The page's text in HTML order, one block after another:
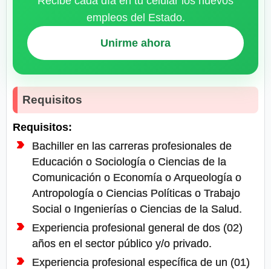
empleos del Estado.
Unirme ahora
Requisitos
Requisitos:
Bachiller en las carreras profesionales de
Educación o Sociología o Ciencias de la
Comunicación o Economía o Arqueología o
Antropología o Ciencias Políticas o Trabajo
Social o Ingenierías o Ciencias de la Salud.
Experiencia profesional general de dos (02)
años en el sector público y/o privado.
Experiencia profesional específica de un (01)